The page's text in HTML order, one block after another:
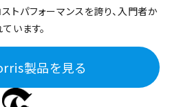
パフォーマンスを誇り、入門者か
います。
製品を見る